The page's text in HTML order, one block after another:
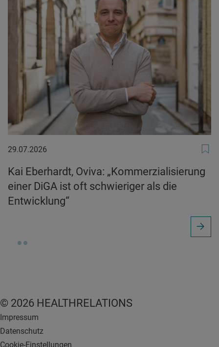
29.07.2026
29.07.2026
Kai Eberhardt, Oviva: „Kommerzialisierung
einer DiGA ist oft schwieriger als die
Entwicklung“
© 2026 HEALTHRELATIONS
Impressum
Datenschutz
Cookie-Einstellungen